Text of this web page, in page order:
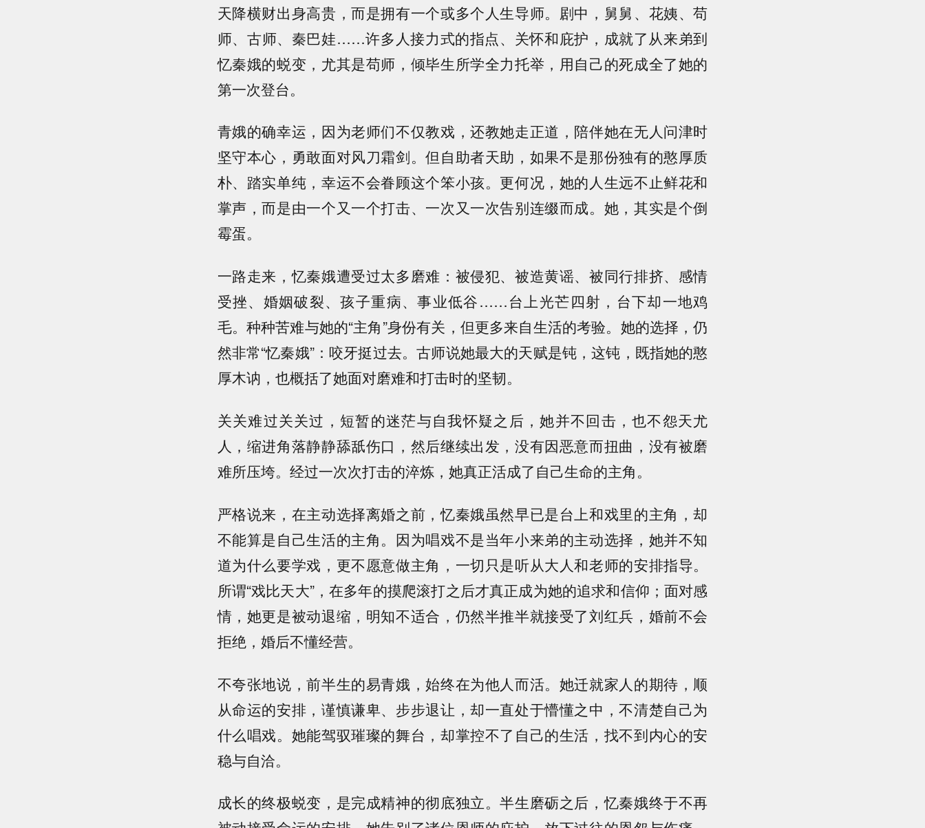
天降横财出身高贵，而是拥有一个或多个人生导师。剧中，舅舅、花姨、苟
师、古师、秦巴娃……许多人接力式的指点、关怀和庇护，成就了从来弟到
忆秦娥的蜕变，尤其是苟师，倾毕生所学全力托举，用自己的死成全了她的
第一次登台。
青娥的确幸运，因为老师们不仅教戏，还教她走正道，陪伴她在无人问津时
坚守本心，勇敢面对风刀霜剑。但自助者天助，如果不是那份独有的憨厚质
朴、踏实单纯，幸运不会眷顾这个笨小孩。更何况，她的人生远不止鲜花和
掌声，而是由一个又一个打击、一次又一次告别连缀而成。她，其实是个倒
霉蛋。
一路走来，忆秦娥遭受过太多磨难：被侵犯、被造黄谣、被同行排挤、感情
受挫、婚姻破裂、孩子重病、事业低谷……台上光芒四射，台下却一地鸡
毛。种种苦难与她的“主角”身份有关，但更多来自生活的考验。她的选择，仍
然非常“忆秦娥”：咬牙挺过去。古师说她最大的天赋是钝，这钝，既指她的憨
厚木讷，也概括了她面对磨难和打击时的坚韧。
关关难过关关过，短暂的迷茫与自我怀疑之后，她并不回击，也不怨天尤
人，缩进角落静静舔舐伤口，然后继续出发，没有因恶意而扭曲，没有被磨
难所压垮。经过一次次打击的淬炼，她真正活成了自己生命的主角。
严格说来，在主动选择离婚之前，忆秦娥虽然早已是台上和戏里的主角，却
不能算是自己生活的主角。因为唱戏不是当年小来弟的主动选择，她并不知
道为什么要学戏，更不愿意做主角，一切只是听从大人和老师的安排指导。
所谓“戏比天大”，在多年的摸爬滚打之后才真正成为她的追求和信仰；面对感
情，她更是被动退缩，明知不适合，仍然半推半就接受了刘红兵，婚前不会
拒绝，婚后不懂经营。
不夸张地说，前半生的易青娥，始终在为他人而活。她迁就家人的期待，顺
从命运的安排，谨慎谦卑、步步退让，却一直处于懵懂之中，不清楚自己为
什么唱戏。她能驾驭璀璨的舞台，却掌控不了自己的生活，找不到内心的安
稳与自洽。
成长的终极蜕变，是完成精神的彻底独立。半生磨砺之后，忆秦娥终于不再